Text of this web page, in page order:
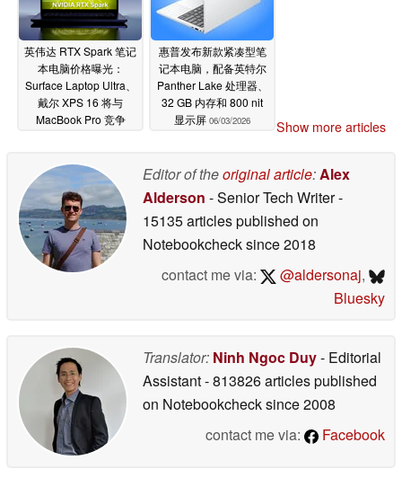
英伟达 RTX Spark 笔记
本电脑价格曝光：
Surface Laptop Ultra、
戴尔 XPS 16 将与
MacBook Pro 竞争
惠普发布新款紧凑型笔
记本电脑，配备英特尔
Panther Lake 处理器、
32 GB 内存和 800 nit
显示屏 06/03/2026 Show more articles
Editor of theoriginal article:Alex
Alderson - Senior Tech Writer-
15135 articles published on
Notebookchecksince 2018
contact me via:
@aldersonaj,
Bluesky
Translator: Ninh Ngoc Duy- Editorial
Assistant- 813826 articles published
on Notebookchecksince 2008
contact me via:
Facebook